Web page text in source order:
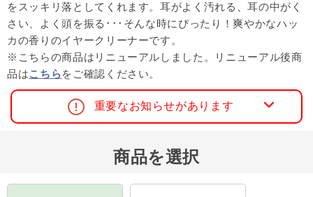
をスッキリ落としてくれます。耳がよく汚れる、耳の中がく
さい、よく頭を振る･･･そんな時にぴったり！爽やかなハッ
カの香りのイヤークリーナーです。
※こちらの商品はリニューアルしました。リニューアル後商
品はこちらをご確認ください。
重要なお知らせがあります
商品を選択